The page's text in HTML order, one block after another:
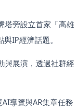
塔旁設立首家「高雄
IP經濟話題。
與展演，透過社群經
導覽與AR集章任務